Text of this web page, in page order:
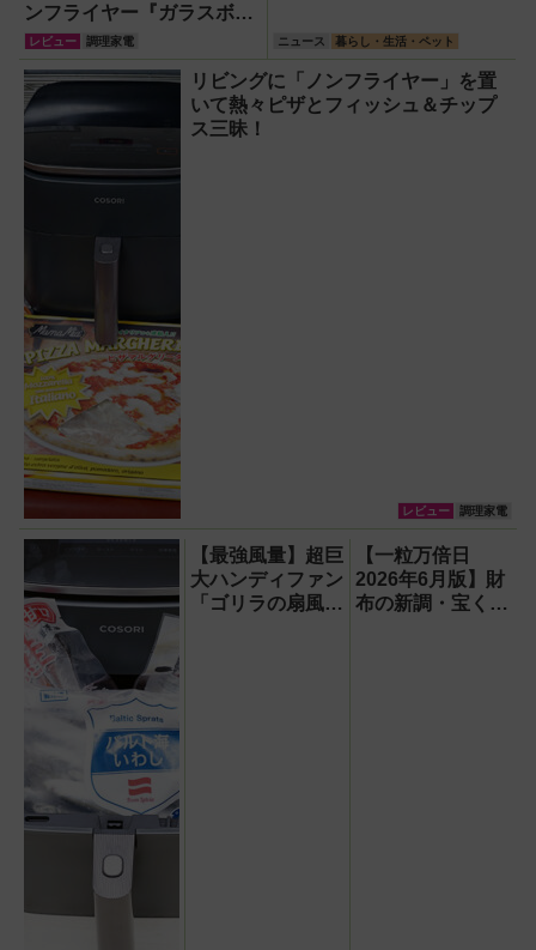
ンフライヤー『ガラスボウ
ルエアフライヤー』で唐揚
げ＆焼きとうもろこしにチ
ャレンジ
レビュー 調理家電 ニュース 暮らし・生活・ペット
リビングに「ノンフライヤー」を置
いて熱々ピザとフィッシュ＆チップ
ス三昧！
レビュー 調理家電
【最強風量】超巨
大ハンディファン
「ゴリラの扇風
【一粒万倍日
2026年6月版】財
布の新調・宝くじ